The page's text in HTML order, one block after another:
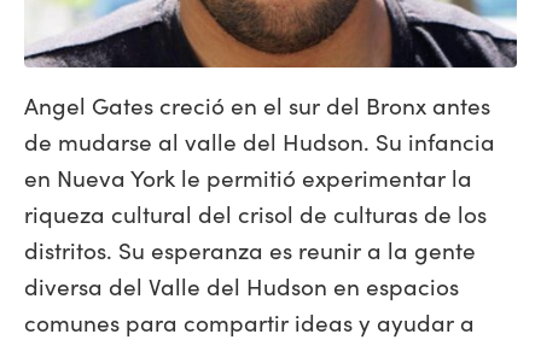
Angel Gates creció en el sur del Bronx antes
de mudarse al valle del Hudson. Su infancia
en Nueva York le permitió experimentar la
riqueza cultural del crisol de culturas de los
distritos. Su esperanza es reunir a la gente
diversa del Valle del Hudson en espacios
comunes para compartir ideas y ayudar a